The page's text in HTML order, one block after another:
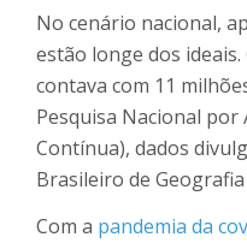
No cenário nacional,
estão longe dos
contava com 11
Pesquisa Nacional por
Contínua), dados
Brasileiro de Geografia
Com a pandemia da